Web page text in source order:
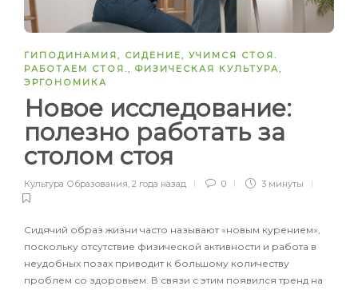
ГИПОДИНАМИЯ, СИДЕНИЕ, УЧИМСЯ СТОЯ.
РАБОТАЕМ СТОЯ., ФИЗИЧЕСКАЯ КУЛЬТУРА,
ЭРГОНОМИКА
Новое исследование:
полезно работать за
столом стоя
Культура Образования, 2 года назад 0 3 минуты
Сидячий образ жизни часто называют «новым курением»,
поскольку отсутствие физической активности и работа в
неудобных позах приводит к большому количеству
проблем со здоровьем. В связи с этим появился тренд на